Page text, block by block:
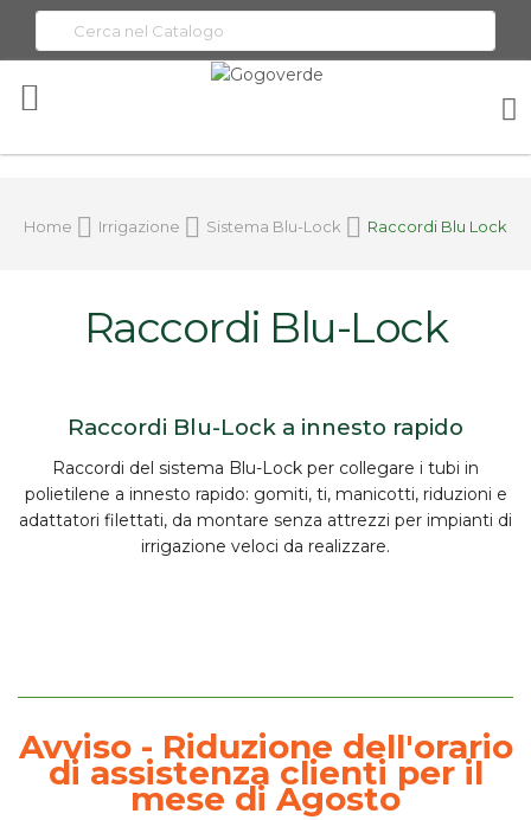
Home Irrigazione Sistema Blu-Lock Raccordi Blu Lock
Raccordi Blu-Lock
Raccordi Blu-Lock a innesto rapido
Raccordi del sistema Blu-Lock per collegare i tubi in
polietilene a innesto rapido: gomiti, ti, manicotti, riduzioni e
adattatori filettati, da montare senza attrezzi per impianti di
irrigazione veloci da realizzare.
Avviso - Riduzione dell'orario
di assistenza clienti per il
mese di Agosto